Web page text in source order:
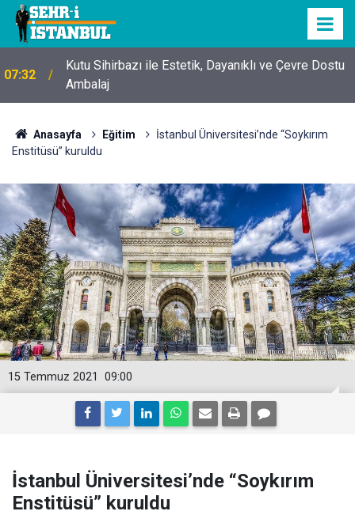
07:32
Kutu Sihirbazı ile Estetik, Dayanıklı ve Çevre Dostu
Ambalaj
Anasayfa Eğitim
İstanbul Üniversitesi’nde “Soykırım
Enstitüsü” kuruldu
09:00
15 Temmuz 2021
İstanbul Üniversitesi’nde “Soykırım
Enstitüsü” kuruldu